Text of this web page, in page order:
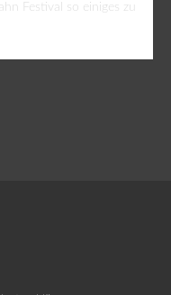
Festival so einiges zu